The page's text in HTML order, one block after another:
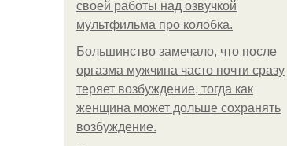
своей работы над озвучкой
мультфильма про колобка.
Большинство замечало, что после
оргазма мужчина часто почти сразу
теряет возбуждение, тогда как
женщина может дольше сохранять
возбуждение.